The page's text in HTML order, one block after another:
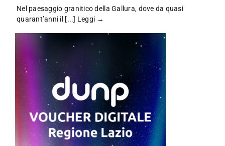
Nel paesaggio granitico della Gallura, dove da quasi
quarant’anni il [...] Leggi →